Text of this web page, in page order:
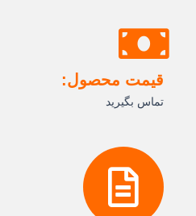
قیمت محصول:
تماس بگیرید